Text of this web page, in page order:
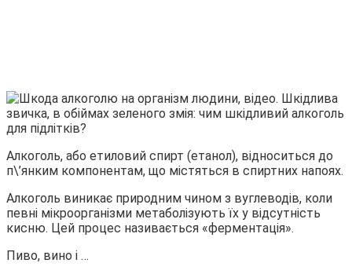
Алкоголь, або етиловий спирт (етанол), відноситься до
п\’янким компонентам, що містяться в спиртних напоях.
Алкоголь виникає природним чином з вуглеводів, коли
певні мікроорганізми метаболізують їх у відсутність
кисню. Цей процес називається «ферментація».
Пиво, вино і …